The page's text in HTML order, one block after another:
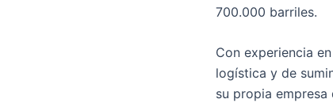
700.000 barriles.
Con experiencia
logística y de
su propia